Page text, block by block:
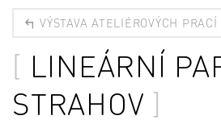
VÝSTAVA ATELIÉROVÝCH PRACÍ
LINEÁRNÍ
STRAHOV